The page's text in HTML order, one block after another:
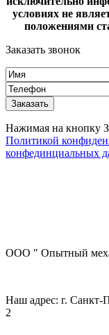
условиях не
положениями
Заказать звонок
Нажимая на кнопку
Политикой
конфединциальных
ООО " Опытный
Наш адрес: г. Санкт-
2